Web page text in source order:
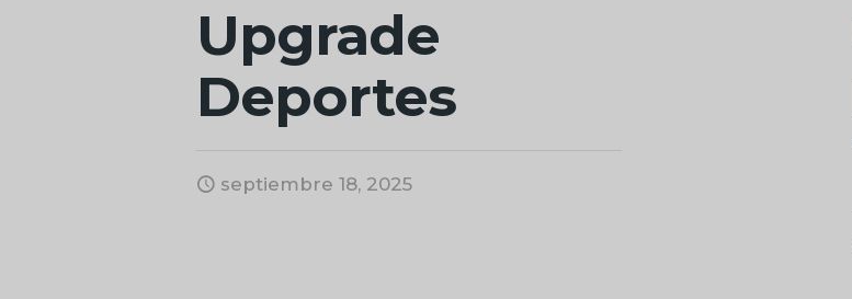
Upgrade
Deportes
septiembre 18, 2025